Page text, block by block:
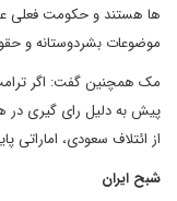
ها هستند و حکومت فعلی
موضوعات بشردوستانه و
مک همچنین گفت: اگر
پیش به دلیل رای گیری در
از ائتلاف سعودی، اماراتی
شبح ایران